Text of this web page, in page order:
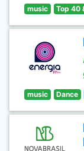
music Top 40
music Dance